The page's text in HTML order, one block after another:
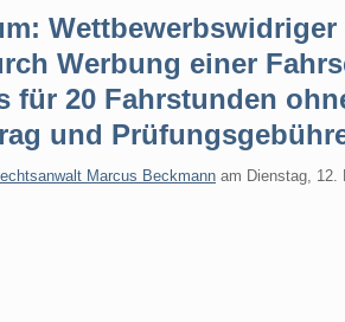
Wettbewerbswidriger
Werbung einer
für 20 Fahrstunden
und
Marcus Beckmann am Dienstag, 12.